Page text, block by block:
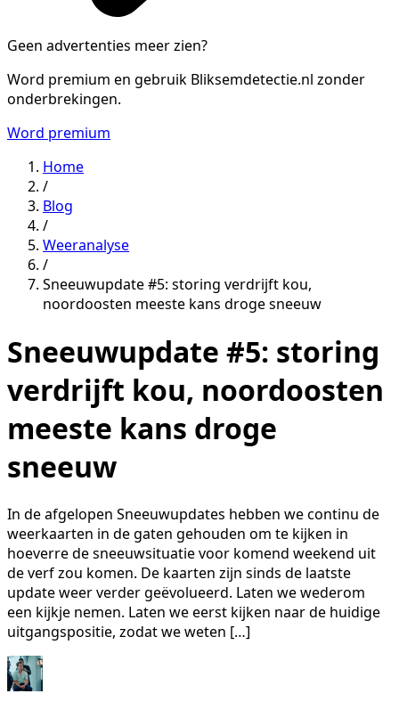
Geen advertenties meer zien?
Word premium en gebruik Bliksemdetectie.nl zonder
onderbrekingen.
Word premium
Home
/
Blog
/
Weeranalyse
/
Sneeuwupdate #5: storing verdrijft kou,
noordoosten meeste kans droge sneeuw
Sneeuwupdate #5: storing
verdrijft kou, noordoosten
meeste kans droge
sneeuw
In de afgelopen Sneeuwupdates hebben we continu de
weerkaarten in de gaten gehouden om te kijken in
hoeverre de sneeuwsituatie voor komend weekend uit
de verf zou komen. De kaarten zijn sinds de laatste
update weer verder geëvolueerd. Laten we wederom
een kijkje nemen. Laten we eerst kijken naar de huidige
uitgangspositie, zodat we weten […]